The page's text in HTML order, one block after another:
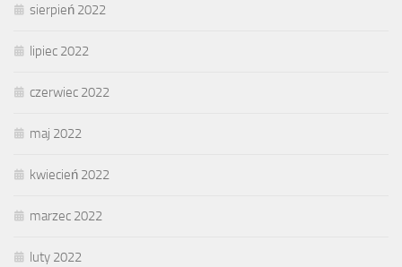
sierpień 2022
lipiec 2022
czerwiec 2022
maj 2022
kwiecień 2022
marzec 2022
luty 2022